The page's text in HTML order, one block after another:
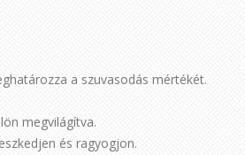
a szuvasodás mértékét.
megvilágítva.
és ragyogjon.